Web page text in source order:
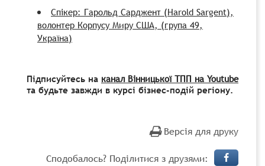
Спікер: Гарольд Сарджент (Harold Sargent),
волонтер Корпусу Миру США, (група 49,
Україна)
Підписуйтесь на канал Вінницької ТПП на Youtube
та будьте завжди в курсі бізнес-подій регіону.
Версія для друку
Сподобалось? Поділитися з друзями: